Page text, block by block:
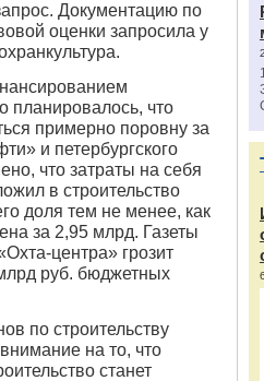
Документацию по
оценки запросила у
планировалось, что
примерно поровну за
и петербургского
что затраты на себя
в строительство
доля тем не менее, как
за 2,95 млрд. Газеты
центра» грозит
руб. бюджетных
по строительству
на то, что
станет